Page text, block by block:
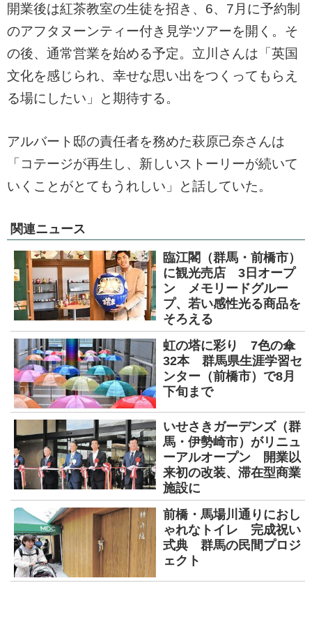
開業後は紅茶教室の生徒を招き、6、7月に予約制
のアフタヌーンティー付き見学ツアーを開く。そ
の後、通常営業を始める予定。立川さんは「英国
文化を感じられ、幸せな思い出をつくってもらえ
る場にしたい」と期待する。
アルバート邸の責任者を務めた萩原己奈さんは
「コテージが再生し、新しいストーリーが続いて
いくことがとてもうれしい」と話していた。
関連ニュース
臨江閣（群馬・前橋市）
に観光売店 3日オープ
ン メモリードグルー
プ、若い感性光る商品を
そろえる
虹の塔に彩り 7色の傘
32本 群馬県生涯学習セ
ンター（前橋市）で8月
下旬まで
いせさきガーデンズ（群
馬・伊勢崎市）がリニュ
ーアルオープン 開業以
来初の改装、滞在型商業
施設に
前橋・馬場川通りにおし
ゃれなトイレ 完成祝い
式典 群馬の民間プロジ
ェクト